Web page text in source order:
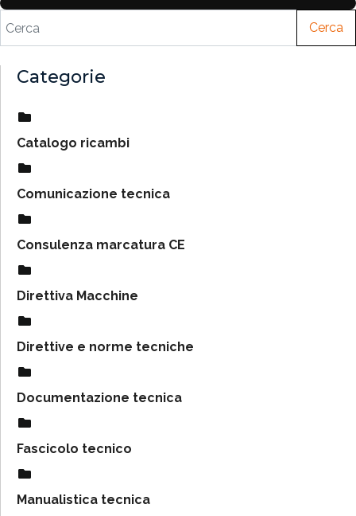
Cerca
Categorie
Catalogo ricambi
Comunicazione tecnica
Consulenza marcatura CE
Direttiva Macchine
Direttive e norme tecniche
Documentazione tecnica
Fascicolo tecnico
Manualistica tecnica